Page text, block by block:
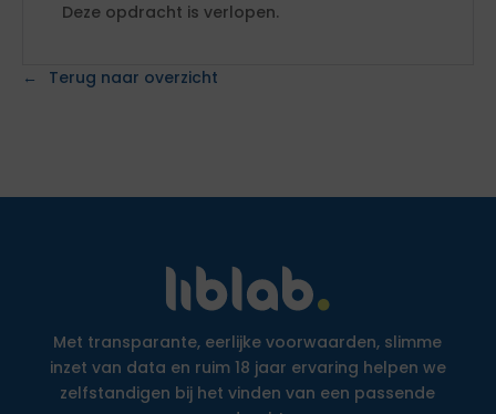
Deze opdracht is verlopen.
Terug naar overzicht
Met transparante, eerlijke voorwaarden, slimme
inzet van data en ruim 18 jaar ervaring helpen we
zelfstandigen bij het vinden van een passende